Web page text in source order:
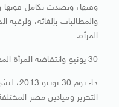
وقتها، وتصدت بكامل
والمطالبات بإلغائه،
المرأة.
30 يونيو وانتفاضة المرأة المصرية :
جاء يوم
التحرير وميادين مصر